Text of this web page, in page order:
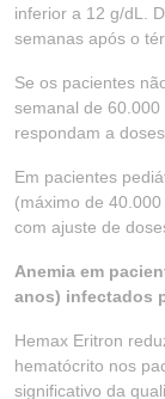
inferior a 12 g/dL.
semanas após o
Se os pacientes
semanal de
respondam a
Em pacientes
(máximo de
com ajuste de
Anemia em
anos) infectados
Hemax Eritron
hematócrito nos
significativo da